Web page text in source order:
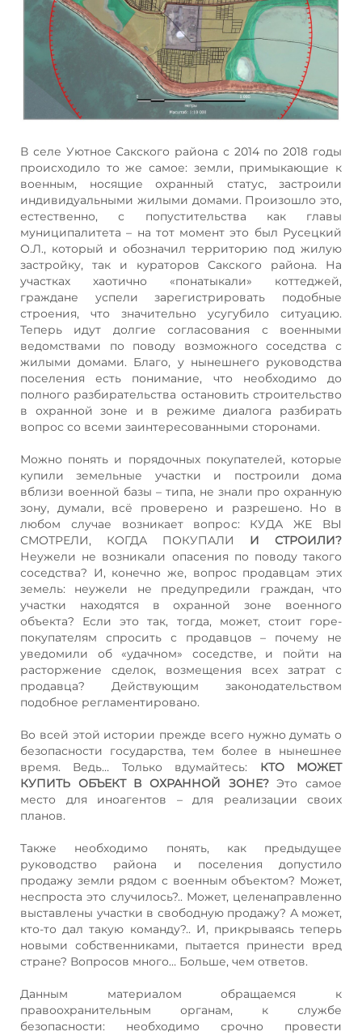
В селе Уютное Сакского района с 2014 по 2018 годы
происходило то же самое: земли, примыкающие к
военным, носящие охранный статус, застроили
индивидуальными жилыми домами. Произошло это,
естественно, с попустительства как главы
муниципалитета – на тот момент это был Русецкий
О.Л., который и обозначил территорию под жилую
застройку, так и кураторов Сакского района. На
участках хаотично «понатыкали» коттеджей,
граждане успели зарегистрировать подобные
строения, что значительно усугубило ситуацию.
Теперь идут долгие согласования с военными
ведомствами по поводу возможного соседства с
жилыми домами. Благо, у нынешнего руководства
поселения есть понимание, что необходимо до
полного разбирательства остановить строительство
в охранной зоне и в режиме диалога разбирать
вопрос со всеми заинтересованными сторонами.
Можно понять и порядочных покупателей, которые
купили земельные участки и построили дома
вблизи военной базы – типа, не знали про охранную
зону, думали, всё проверено и разрешено. Но в
любом случае возникает вопрос: КУДА ЖЕ ВЫ
СМОТРЕЛИ, КОГДА ПОКУПАЛИ И СТРОИЛИ?
Неужели не возникали опасения по поводу такого
соседства? И, конечно же, вопрос продавцам этих
земель: неужели не предупредили граждан, что
участки находятся в охранной зоне военного
объекта? Если это так, тогда, может, стоит горе-
покупателям спросить с продавцов – почему не
уведомили об «удачном» соседстве, и пойти на
расторжение сделок, возмещения всех затрат с
продавца? Действующим законодательством
подобное регламентировано.
Во всей этой истории прежде всего нужно думать о
безопасности государства, тем более в нынешнее
время. Ведь… Только вдумайтесь: КТО МОЖЕТ
КУПИТЬ ОБЪЕКТ В ОХРАННОЙ ЗОНЕ?Это самое
место для иноагентов – для реализации своих
планов.
Также необходимо понять, как предыдущее
руководство района и поселения допустило
продажу земли рядом с военным объектом? Может,
неспроста это случилось?.. Может, целенаправленно
выставлены участки в свободную продажу? А может,
кто-то дал такую команду?.. И, прикрываясь теперь
новыми собственниками, пытается принести вред
стране? Вопросов много… Больше, чем ответов.
Данным материалом обращаемся к
правоохранительным органам, к службе
безопасности: необходимо срочно провести